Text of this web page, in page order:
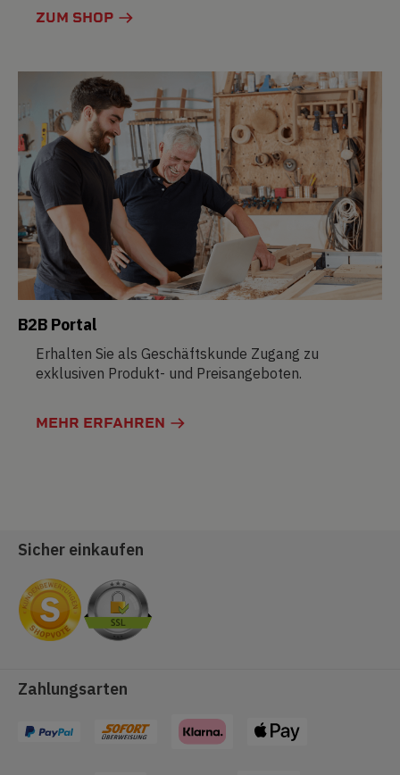
ZUM SHOP
B2B Portal
Erhalten Sie als Geschäftskunde Zugang zu
exklusiven Produkt- und Preisangeboten.
MEHR ERFAHREN
Sicher einkaufen
Zahlungsarten